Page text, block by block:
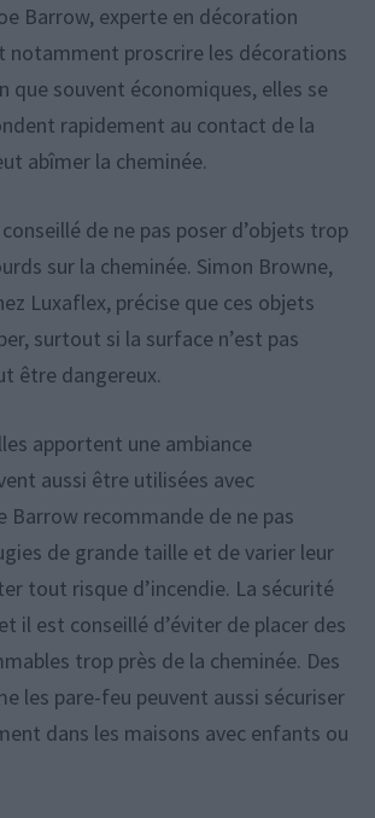
Barrow, experte en décoration
notamment proscrire les décorations
que souvent économiques, elles se
rapidement au contact de la
abîmer la cheminée.
de ne pas poser d’objets trop
sur la cheminée. Simon Browne,
Luxaflex, précise que ces objets
surtout si la surface n’est pas
être dangereux.
apportent une ambiance
aussi être utilisées avec
Barrow recommande de ne pas
de grande taille et de varier leur
tout risque d’incendie. La sécurité
il est conseillé d’éviter de placer des
trop près de la cheminée. Des
les pare-feu peuvent aussi sécuriser
dans les maisons avec enfants ou